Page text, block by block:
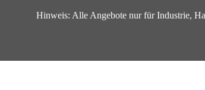
Hinweis: Alle Angebote nur für Industrie,